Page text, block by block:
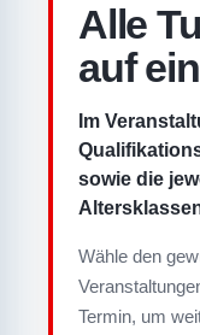
Alle
auf
Im
sowie die
Wähle den
Termin, um